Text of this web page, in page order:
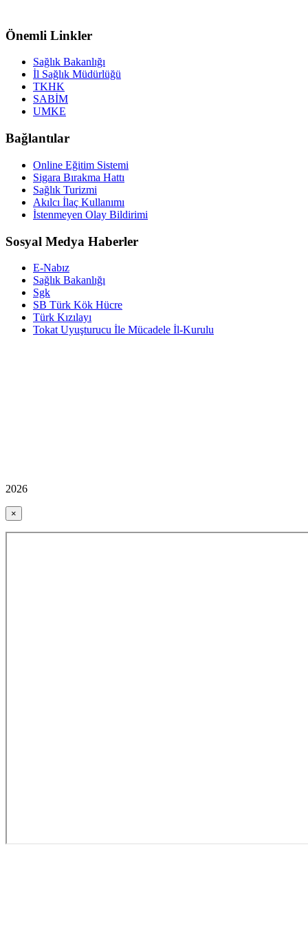
Önemli Linkler
Sağlık Bakanlığı
İl Sağlık Müdürlüğü
TKHK
SABİM
UMKE
Bağlantılar
Online Eğitim Sistemi
Sigara Bırakma Hattı
Sağlık Turizmi
Akılcı İlaç Kullanımı
İstenmeyen Olay Bildirimi
Sosyal Medya Haberler
E-Nabız
Sağlık Bakanlığı
Sgk
SB Türk Kök Hücre
Türk Kızılayı
Tokat Uyuşturucu İle Mücadele İl-Kurulu
2026
×